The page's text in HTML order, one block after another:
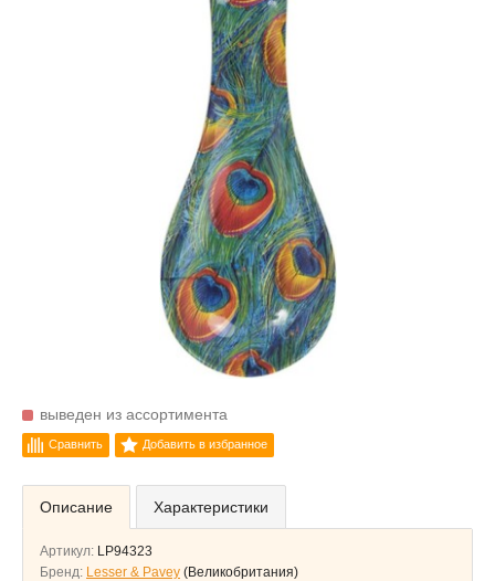
выведен из ассортимента
Сравнить Добавить в избранное
Описание Характеристики
Артикул: LP94323
Бренд: Lesser & Pavey (Великобритания)